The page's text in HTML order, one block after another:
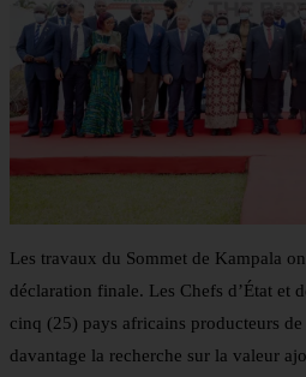
Les travaux du Sommet de Kampala
déclaration finale. Les Chefs d’État et
cinq (25) pays africains producteurs
davantage la recherche sur la valeur